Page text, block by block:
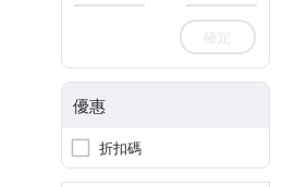
確定
優惠
折扣碼